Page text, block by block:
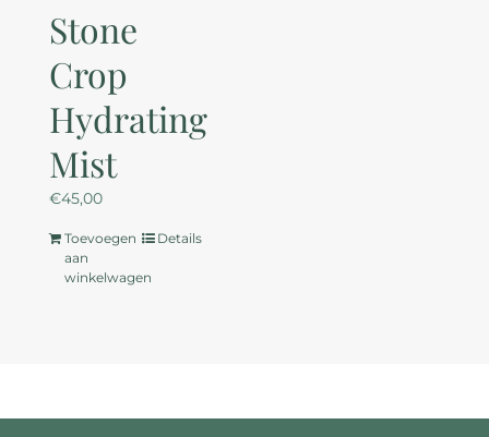
Stone
Crop
Hydrating
Mist
€45,00
Toevoegen
aan
winkelwagen
Details